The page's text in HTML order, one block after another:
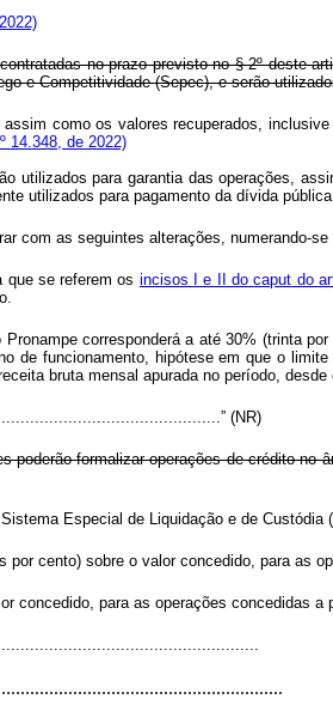
no prazo previsto no § 2º deste
e Competitividade (Sepec), e serão
como os valores recuperados,
14.348, de 2022)
utilizados para garantia das operações,
utilizados para pagamento da dívida
com as seguintes alterações, numerando-se
que se referem os incisos I e II docaput do
corresponderá a até 30% (trinta
de funcionamento, hipótese em que o
bruta mensal apurada no período,
(NR)
poderão formalizar operações de crédito
Especial de Liquidação e de Custódia
cento) sobre o valor concedido, para as
concedido, para as operações concedidas a